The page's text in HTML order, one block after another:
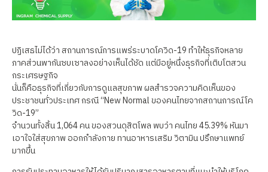
ปฏิเสธไม่ได้ว่า สถานการณ์การแพร่ระบาดโควิด-19 ทำให้ธุรกิจหลาย
ภาคส่วนพากันซบเซาลงอย่างเห็นได้ชัด แต่มีอยู่หนึ่งธุรกิจที่เติบโตสวน
กระเศรษฐกิจ
นั่นก็คือธุรกิจที่เกี่ยวกับการดูแลสุขภาพ ผลสำรวจความคิดเห็นของ
ประชาชนทั่วประเทศ กรณี “New Normal ของคนไทยจากสถานการณ์โค
วิด-19”
จำนวนทั้งสิ้น 1,064 คน ของสวนดุสิตโพล พบว่า คนไทย 45.39% หันมา
เอาใจใส่สุขภาพ ออกกำลังกาย ทานอาหารเสริม วิตามิน ปรึกษาแพทย์
มากขึ้น